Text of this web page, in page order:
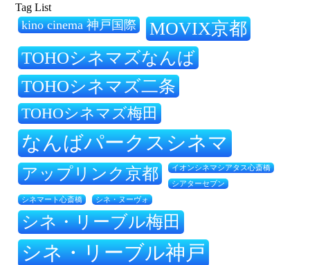
Tag List
kino cinema 神戸国際 MOVIX京都
TOHOシネマズなんば
TOHOシネマズ二条
TOHOシネマズ梅田
なんばパークスシネマ
アップリンク京都 イオンシネマシアタス心斎橋
シアターセブン
シネマート心斎橋 シネ・ヌーヴォ
シネ・リーブル梅田
シネ・リーブル神戸